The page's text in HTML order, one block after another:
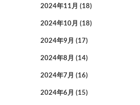
2024年11月 (18)
2024年10月 (18)
2024年9月 (17)
2024年8月 (14)
2024年7月 (16)
2024年6月 (15)